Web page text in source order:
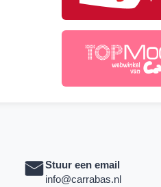
Stuur een email
info@carrabas.nl